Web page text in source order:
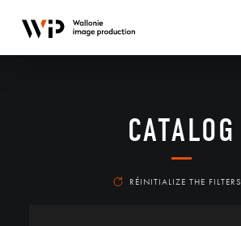
CATALOG
RÉINITIALIZE THE FILTERS